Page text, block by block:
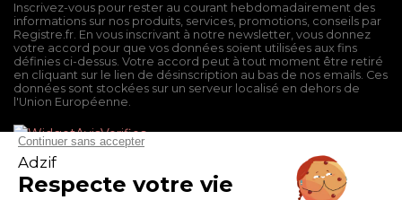
Inscrivez-vous pour rester au courant hebdomadairement des
informations sur nos produits, services, promotions, conseils par
Registre.fr. En vous inscrivant à notre newsletter, vous donnez
votre accord pour que vos données soient utilisées aux fins
définies ci-dessus. Votre accord peut à tout moment être retiré
en cliquant sur le lien de désinscription au bas de nos emails. Ces
données sont stockées sur un serveur localisé en dehors de
l'Union Européenne.